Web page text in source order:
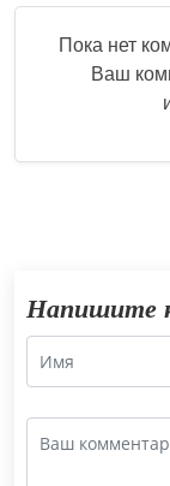
Пока нет
Ваш
Напишите